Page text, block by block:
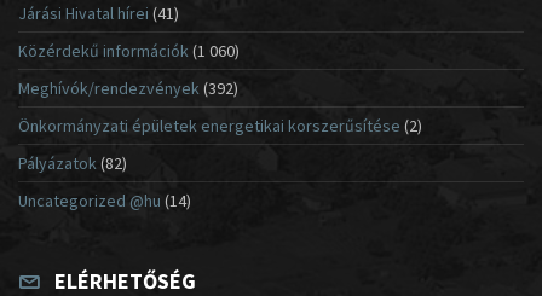
Járási Hivatal hírei (41)
Közérdekű információk(1 060)
Meghívók/rendezvények (392)
Önkormányzati épületek energetikai korszerűsítése (2)
Pályázatok (82)
Uncategorized @hu (14)
ELÉRHETŐSÉG